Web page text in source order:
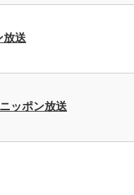
放送
ッポン放送